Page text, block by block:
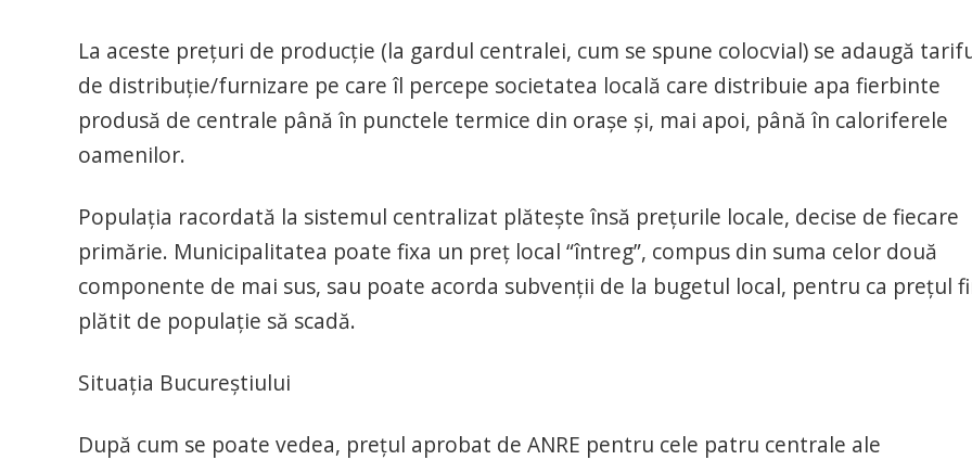
La aceste prețuri de producție (la gardul centralei, cum se spune colocvial) se adaugă
de distribuție/furnizare pe care îl percepe societatea locală care distribuie apa fierbinte
produsă de centrale până în punctele termice din orașe și, mai apoi, până în caloriferele
oamenilor.
Populația racordată la sistemul centralizat plătește însă prețurile locale, decise de fiecare
primărie. Municipalitatea poate fixa un preț local “întreg”, compus din suma celor două
componente de mai sus, sau poate acorda subvenții de la bugetul local, pentru ca prețul
plătit de populație să scadă.
Situația Bucureștiului
După cum se poate vedea, prețul aprobat de ANRE pentru cele patru centrale ale